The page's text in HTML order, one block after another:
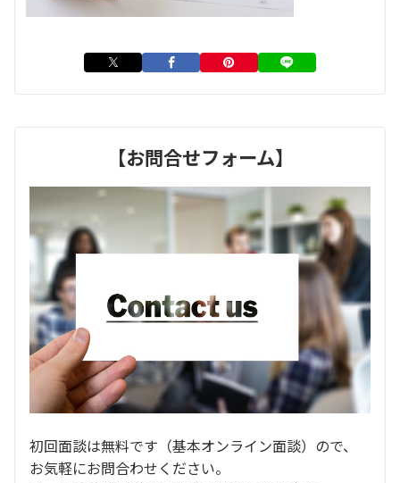
【お問合せフォーム】
初回面談は無料です（基本オンライン面談）ので、
お気軽にお問合わせください。